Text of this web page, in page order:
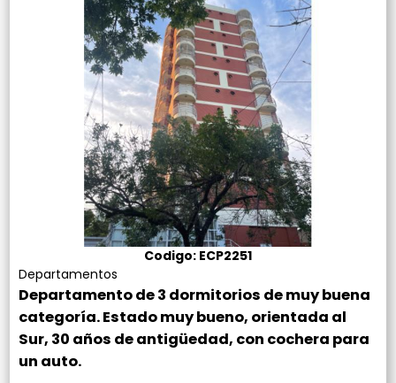
Codigo: ECP2251
Departamentos
Departamento de 3 dormitorios de muy buena
categoría. Estado muy bueno, orientada al
Sur, 30 años de antigüedad, con cochera para
un auto.